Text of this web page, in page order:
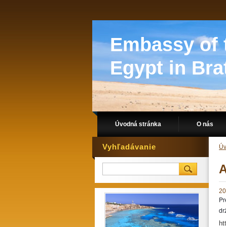
Embassy of
Egypt in
Úvodná stránka O nás
Vyhľadávanie